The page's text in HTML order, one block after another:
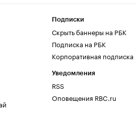
Подписки
Скрыть баннеры на РБК
Подписка на РБК
Корпоративная подписка
Уведомления
RSS
Оповещения RBC.ru